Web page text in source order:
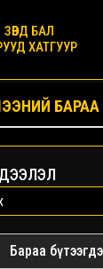
ЗӨВД БАЛ
ХАТГУУР
Бараа